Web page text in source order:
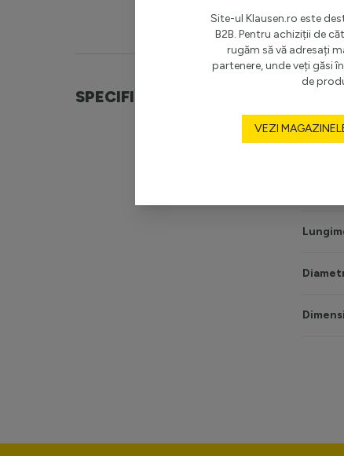
SPECIFICATII
Site-ul Klausen.ro este
B2B. Pentru achiziții de
rugăm să vă adresați
partenere, unde veți găsi
de
VEZI